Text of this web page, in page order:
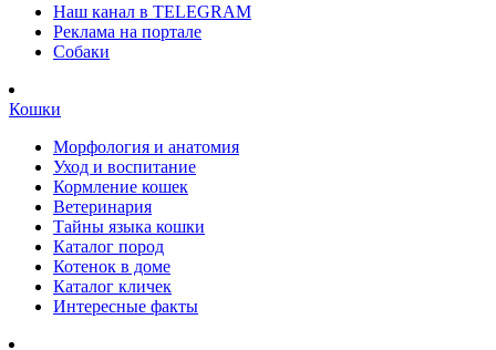
Наш канал в TELEGRAM
Реклама на портале
Собаки
Кошки
Морфология и анатомия
Уход и воспитание
Кормление кошек
Ветеринария
Тайны языка кошки
Каталог пород
Котенок в доме
Каталог кличек
Интересные факты